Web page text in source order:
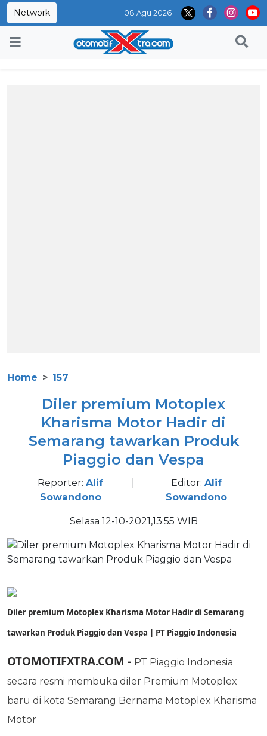
Network 08 Agu 2026
Home 157
Diler premium Motoplex
Kharisma Motor Hadir di
Semarang tawarkan Produk
Piaggio dan Vespa
Reporter: Alif
Sowandono
Editor:Alif
Sowandono
Selasa 12-10-2021,13:55 WIB
Diler premium Motoplex Kharisma Motor Hadir di Semarang
tawarkan Produk Piaggio dan Vespa | PT Piaggio Indonesia
OTOMOTIFXTRA.COM - PT Piaggio Indonesia
secara resmi membuka diler Premium Motoplex
baru di kota Semarang Bernama Motoplex Kharisma
Motor